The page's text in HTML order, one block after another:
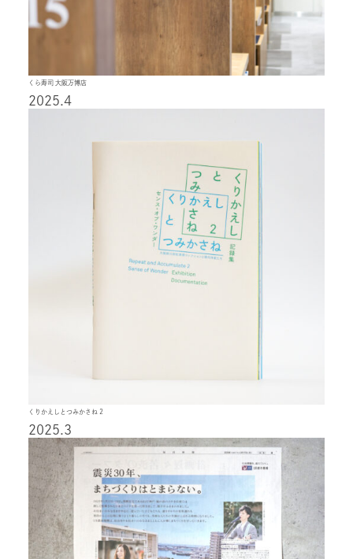
くら寿司 大阪万博店
2025.4
くりかえしとつみかさね 2
2025.3